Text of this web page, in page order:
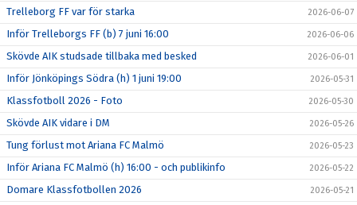
Trelleborg FF var för starka 2026-06-07
Inför Trelleborgs FF (b) 7 juni 16:00 2026-06-06
Skövde AIK studsade tillbaka med besked 2026-06-01
Inför Jönköpings Södra (h) 1 juni 19:00 2026-05-31
Klassfotboll 2026 - Foto 2026-05-30
Skövde AIK vidare i DM 2026-05-26
Tung förlust mot Ariana FC Malmö 2026-05-23
Inför Ariana FC Malmö (h) 16:00 - och publikinfo 2026-05-22
Domare Klassfotbollen 2026 2026-05-21